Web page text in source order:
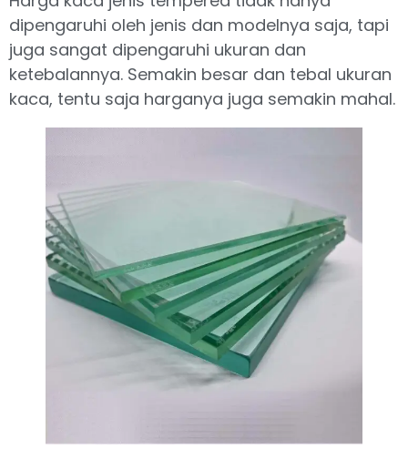
dipengaruhi oleh jenis dan modelnya saja, tapi
juga sangat dipengaruhi ukuran dan
ketebalannya. Semakin besar dan tebal ukuran
kaca, tentu saja harganya juga semakin mahal.